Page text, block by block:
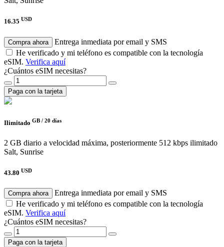
16.35 USD
Compra ahora
Entrega inmediata por email y SMS
He verificado y mi teléfono es compatible con la tecnología
eSIM. Verifica aquí
¿Cuántos eSIM necesitas?
Paga con la tarjeta
Ilimitado GB / 20 días
2 GB diario a velocidad máxima, posteriormente 512 kbps ilimitado
Salt, Sunrise
43.80 USD
Compra ahora
Entrega inmediata por email y SMS
He verificado y mi teléfono es compatible con la tecnología
eSIM. Verifica aquí
¿Cuántos eSIM necesitas?
Paga con la tarjeta